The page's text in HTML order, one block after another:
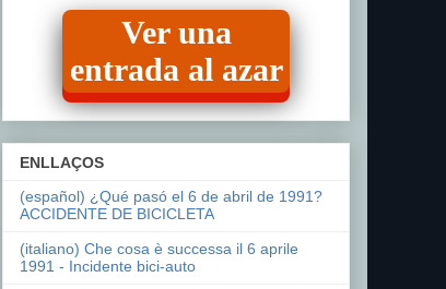
Ver una
entrada al azar
ENLLAÇOS
(español) ¿Qué pasó el 6 de abril de 1991?
ACCIDENTE DE BICICLETA
(italiano) Che cosa è successa il 6 aprile
1991 - Incidente bici-auto